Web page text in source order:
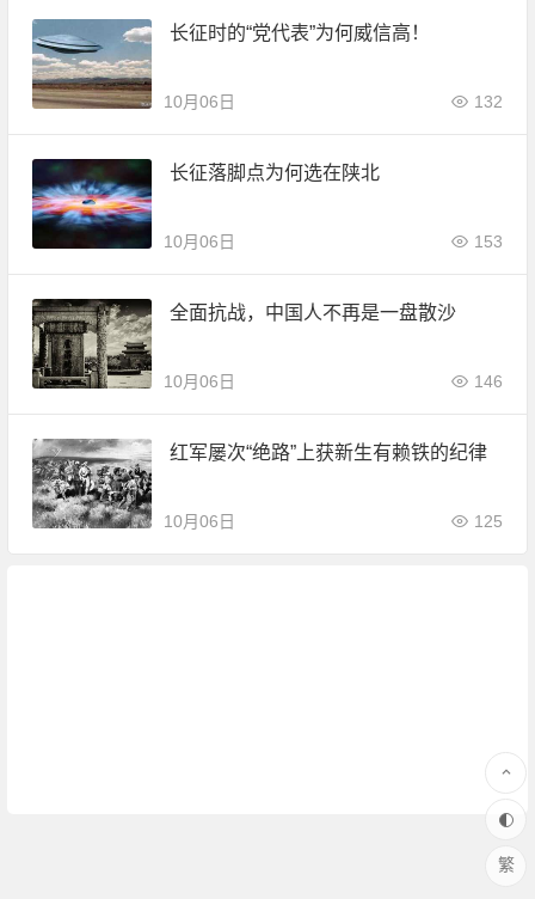
长征时的“党代表”为何威信高！
10月06日 132
长征落脚点为何选在陕北
10月06日 153
全面抗战，中国人不再是一盘散沙
10月06日 146
红军屡次“绝路”上获新生有赖铁的纪律
10月06日 125
繁